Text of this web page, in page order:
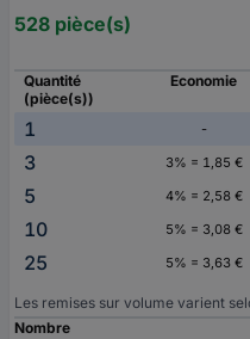
528 pièce(s)
Quantité
(pièce(s))
Economie
1 -
3
3% = 1,85 €
5
4% = 2,58 €
10
5% = 3,08 €
25
5% = 3,63 €
Les remises sur volume varient
Nombre